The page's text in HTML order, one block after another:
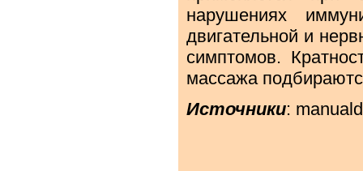
нарушениях
двигательной и
симптомов.
массажа
Источники: